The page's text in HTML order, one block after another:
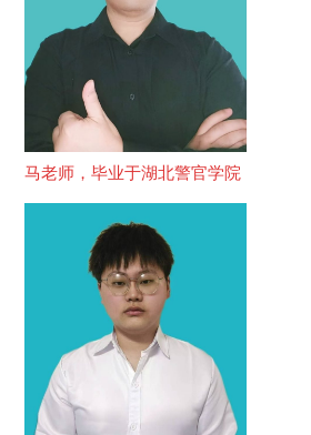
马老师，毕业于湖北警官学院